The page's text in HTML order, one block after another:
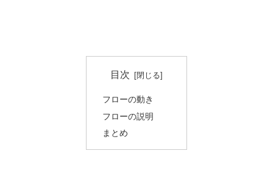
目次
フローの動き
フローの説明
まとめ